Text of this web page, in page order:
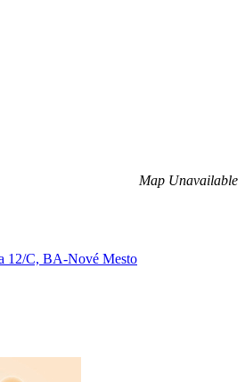
Map Unavailable
12/C, BA-Nové Mesto